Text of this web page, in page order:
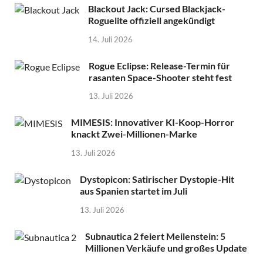
Blackout Jack: Cursed Blackjack-
Roguelite offiziell angekündigt
14. Juli 2026
Rogue Eclipse: Release-Termin für
rasanten Space-Shooter steht fest
13. Juli 2026
MIMESIS: Innovativer KI-Koop-Horror
knackt Zwei-Millionen-Marke
13. Juli 2026
Dystopicon: Satirischer Dystopie-Hit
aus Spanien startet im Juli
13. Juli 2026
Subnautica 2 feiert Meilenstein: 5
Millionen Verkäufe und großes Update